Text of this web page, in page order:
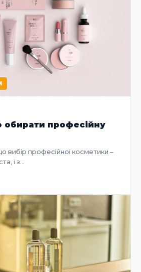
обирати професійну
вибір професійної косметики –
і з…